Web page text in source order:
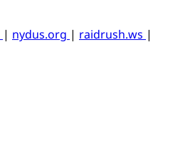
| nydus.org | raidrush.ws |